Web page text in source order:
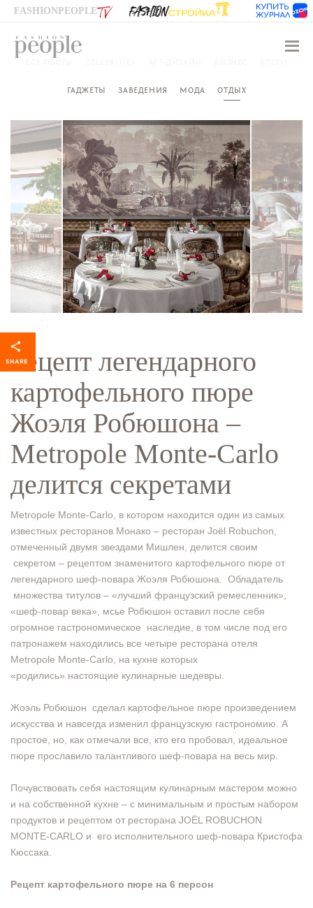
FASHIONPEOPLE
ГАДЖЕТЫ ЗАВЕДЕНИЯ МОДА ОТДЫХ
Рецепт легендарного
картофельного пюре
Жоэля Робюшона –
Metropole Monte-Carlo
делится секретами
Metropole Monte-Carlo, в котором находится один из самых
известных ресторанов Монако – ресторан Joël Robuchon,
отмеченный двумя звездами Мишлен, делится своим
секретом – рецептом знаменитого картофельного пюре от
легендарного шеф-повара Жоэля Робюшона. Обладатель
множества титулов – «лучший французский ремесленник»,
«шеф-повар века», мсье Робюшон оставил после себя
огромное гастрономическое наследие, в том числе под его
патронажем находились все четыре ресторана отеля
Metropole Monte-Carlo, на кухне которых
«родились» настоящие кулинарные шедевры.
Жоэль Робюшон сделал картофельное пюре произведением
искусства и навсегда изменил французскую гастрономию. А
простое, но, как отмечали все, кто его пробовал, идеальное
пюре прославило талантливого шеф-повара на весь мир.
Почувствовать себя настоящим кулинарным мастером можно
и на собственной кухне – с минимальным и простым набором
продуктов и рецептом от ресторана JOËL ROBUCHON
MONTE-CARLO и его исполнительного шеф-повара Кристофа
Кюссака.
Рецепт картофельного пюре на 6 персон